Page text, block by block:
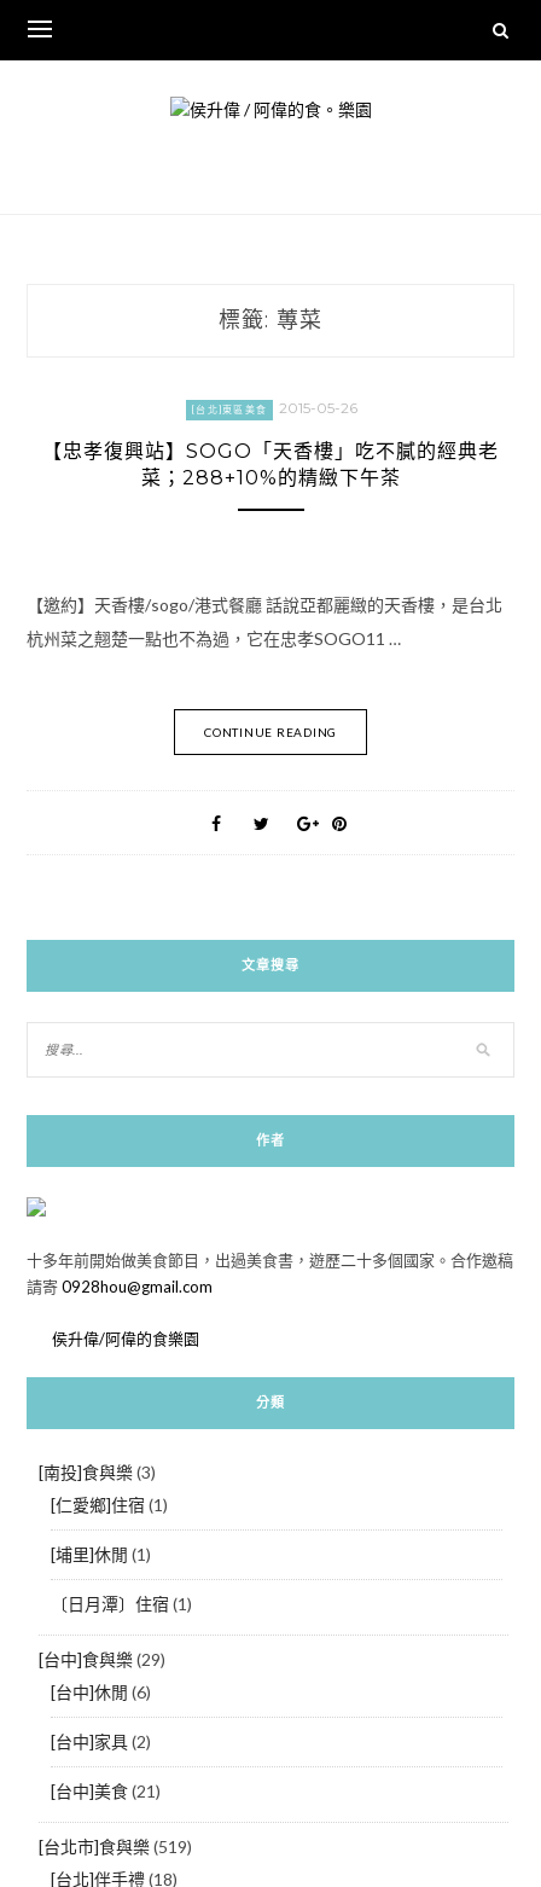
content
標籤: 蓴菜
[台北]東區美食 2015-05-26
【忠孝復興站】SOGO「天香樓」吃不膩的經典老
菜；288+10%的精緻下午茶
【邀約】天香樓/sogo/港式餐廳 話說亞都麗緻的天香樓，是台北
杭州菜之翹楚一點也不為過，它在忠孝SOGO11 …
CONTINUE READING
文章搜尋
作者
十多年前開始做美食節目，出過美食書，遊歷二十多個國家。合作邀稿
請寄0928hou@gmail.com
侯升偉/阿偉的食樂園
分類
[南投]食與樂(3)
[仁愛鄉]住宿 (1)
[埔里]休閒 (1)
〔日月潭〕住宿 (1)
[台中]食與樂(29)
[台中]休閒 (6)
[台中]家具(2)
[台中]美食(21)
[台北市]食與樂(519)
[台北]伴手禮(18)